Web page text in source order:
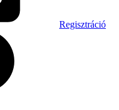
Regisztráció